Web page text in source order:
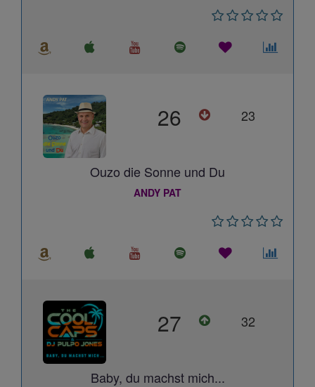
26 23
Ouzo die Sonne und Du
ANDY PAT
27 32
Baby, du machst mich...